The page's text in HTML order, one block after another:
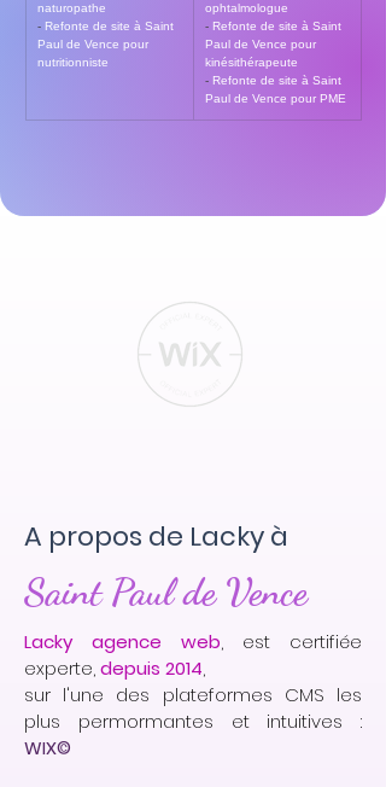
naturopathe
- Refonte de site à Saint
Paul de Vence pour
nutritionniste
ophtalmologue
- Refonte de site à Saint
Paul de Vence pour
kinésithérapeute
- Refonte de site à Saint
Paul de Vence pour PME
A propos de Lacky à
Saint Paul de Vence
Lacky agence web, est certifiée
experte,depuis 2014,
sur l'une des plateformes CMS les
plus permormantes et intuitives :
WIX©